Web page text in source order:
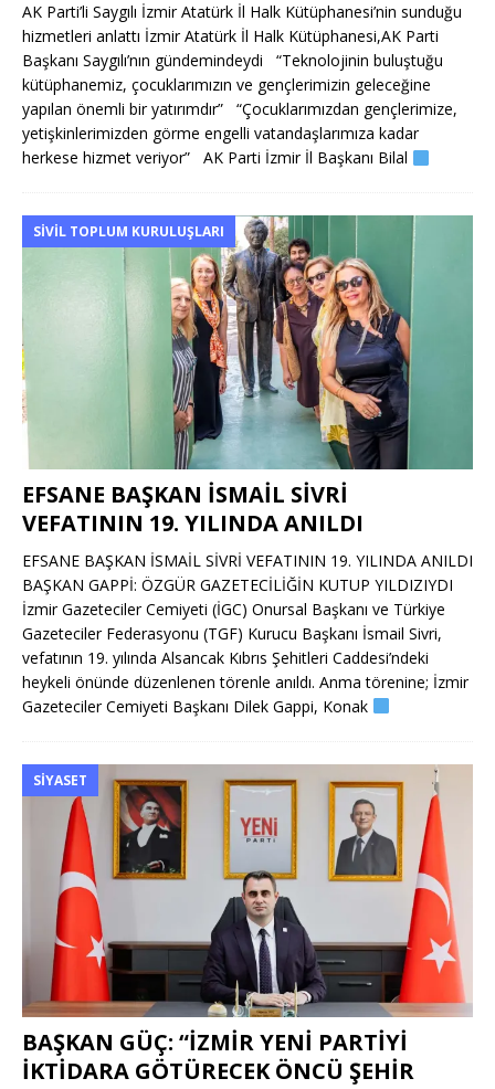
AK Parti’li Saygılı İzmir Atatürk İl Halk Kütüphanesi’nin sunduğu
hizmetleri anlattı İzmir Atatürk İl Halk Kütüphanesi,AK Parti
Başkanı Saygılı’nın gündemindeydi “Teknolojinin buluştuğu
kütüphanemiz, çocuklarımızın ve gençlerimizin geleceğine
yapılan önemli bir yatırımdır” “Çocuklarımızdan gençlerimize,
yetişkinlerimizden görme engelli vatandaşlarımıza kadar
herkese hizmet veriyor” AK Parti İzmir İl Başkanı Bilal
SIVIL TOPLUM KURULUŞLARI
EFSANE BAŞKAN İSMAİL SİVRİ
VEFATININ 19. YILINDA ANILDI
EFSANE BAŞKAN İSMAİL SİVRİ VEFATININ 19. YILINDA ANILDI
BAŞKAN GAPPİ: ÖZGÜR GAZETECİLİĞİN KUTUP YILDIZIYDI
İzmir Gazeteciler Cemiyeti (İGC) Onursal Başkanı ve Türkiye
Gazeteciler Federasyonu (TGF) Kurucu Başkanı İsmail Sivri,
vefatının 19. yılında Alsancak Kıbrıs Şehitleri Caddesi’ndeki
heykeli önünde düzenlenen törenle anıldı. Anma törenine; İzmir
Gazeteciler Cemiyeti Başkanı Dilek Gappi, Konak
SIYASET
BAŞKAN GÜÇ: “İZMİR YENİ PARTİYİ
İKTİDARA GÖTÜRECEK ÖNCÜ ŞEHİR